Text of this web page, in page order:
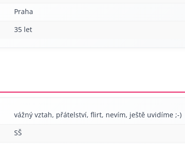
Praha
35 let
vážný vztah, přátelství, flirt, nevím, ještě uvidíme ;-)
SŠ